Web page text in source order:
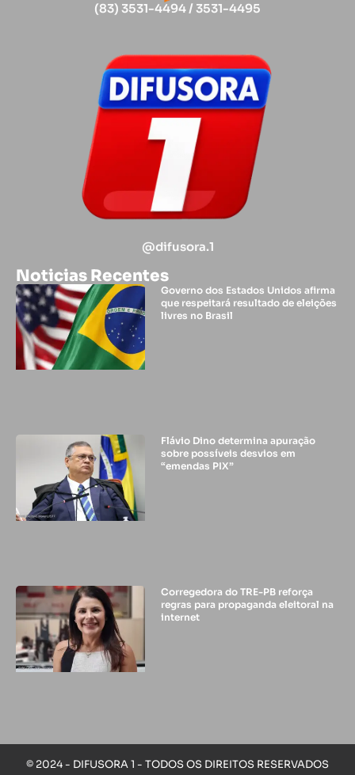
(83) 3531-4494 / 3531-4495
@difusora.1
Noticias Recentes
Governo dos Estados Unidos afirma
que respeitará resultado de eleições
livres no Brasil
Flávio Dino determina apuração
sobre possíveis desvios em
“emendas PIX”
Corregedora do TRE-PB reforça
regras para propaganda eleitoral na
internet
© 2024 - DIFUSORA 1 - TODOS OS DIREITOS RESERVADOS